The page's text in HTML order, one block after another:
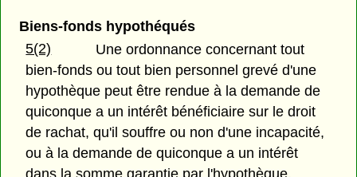
Biens-fonds hypothéqués
5(2)
Une ordonnance concernant tout
bien-fonds ou tout bien personnel grevé d'une
hypothèque peut être rendue à la demande de
quiconque a un intérêt bénéficiaire sur le droit
de rachat, qu'il souffre ou non d'une incapacité,
ou à la demande de quiconque a un intérêt